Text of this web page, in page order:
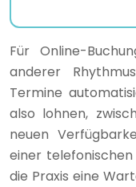
Für Online-
anderer
Termine
also lohnen,
neuen
einer
die Praxis eine